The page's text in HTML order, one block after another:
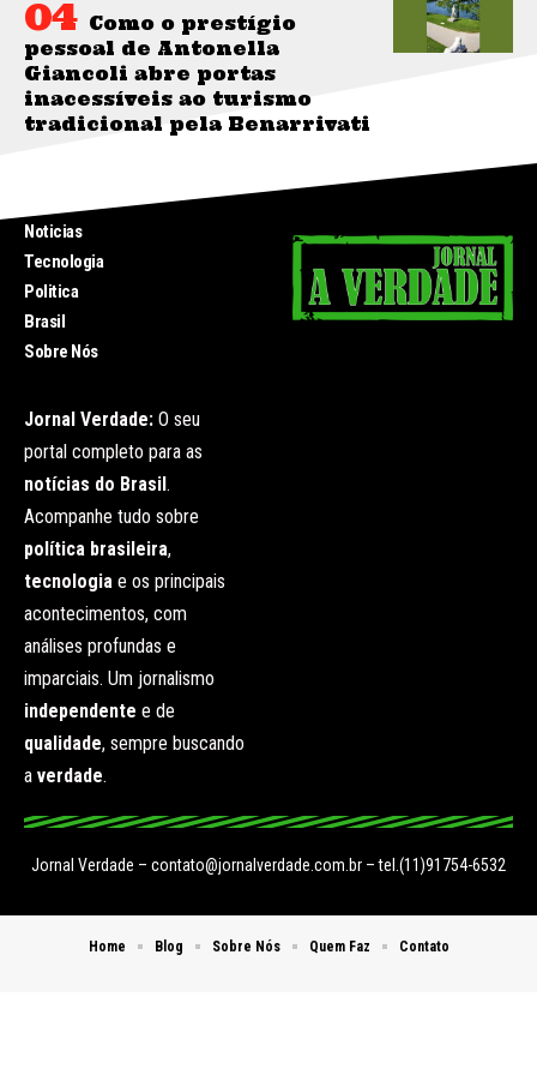
Como o prestígio
pessoal de Antonella
Giancoli abre portas
inacessíveis ao turismo
tradicional pela Benarrivati
Noticias
Tecnologia
Politica
Brasil
Sobre Nós
Jornal Verdade: O seu
portal completo para as
notícias do Brasil .
Acompanhe tudo sobre
política brasileira,
tecnologia e os principais
acontecimentos, com
análises profundas e
imparciais. Um jornalismo
independente e de
qualidade, sempre buscando
a verdade.
Jornal Verdade – contato@jornalverdade.com.br – tel.(11)91754-6532
Home Blog Sobre Nós Quem Faz Contato